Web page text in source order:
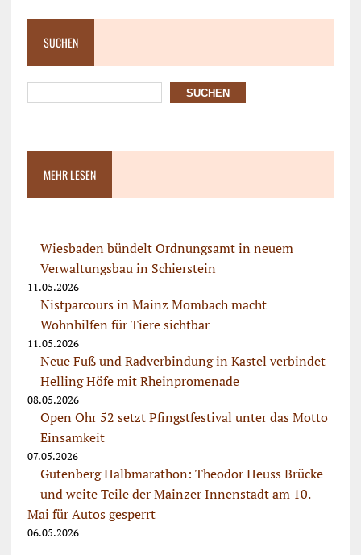
SUCHEN
SUCHEN
MEHR LESEN
Wiesbaden bündelt Ordnungsamt in neuem
Verwaltungsbau in Schierstein
11.05.2026
Nistparcours in Mainz Mombach macht
Wohnhilfen für Tiere sichtbar
11.05.2026
Neue Fuß und Radverbindung in Kastel verbindet
Helling Höfe mit Rheinpromenade
08.05.2026
Open Ohr 52 setzt Pfingstfestival unter das Motto
Einsamkeit
07.05.2026
Gutenberg Halbmarathon: Theodor Heuss Brücke
und weite Teile der Mainzer Innenstadt am 10.
Mai für Autos gesperrt
06.05.2026